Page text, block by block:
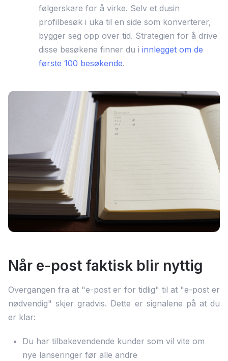
følgerskare for å virke. Selv et dusin
profilbesøk i uka til en side som konverterer,
bygger seg opp over tid. Strategien for å drive
disse besøkene finner du i innlegget om de
første 100 besøkende.
Når e-post faktisk blir nyttig
Overgangen fra at "e-post er for tidlig" til at "e-post er
nødvendig" skjer gradvis. Dette er signalene på at du
er klar:
Du har tilbakevendende kunder som vil vite om
nye lanseringer før alle andre